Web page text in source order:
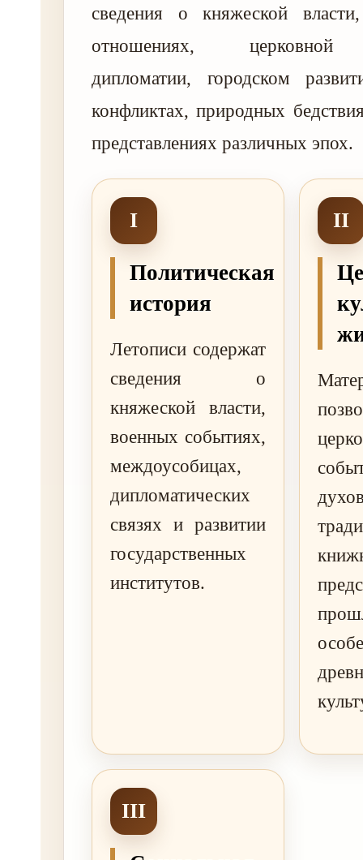
сведения о княжеской
отношениях, церковной
дипломатии, городском
конфликтах, природных
представлениях различных эпох.
I
Политическая
история
Летописи содержат
сведения о
княжеской власти,
военных событиях,
междоусобицах,
дипломатических
связях и развитии
государственных
институтов.
II
III